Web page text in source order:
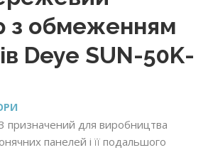
з обмеженням
Deye SUN-50K-
призначений для виробництва
панелей і її подальшого